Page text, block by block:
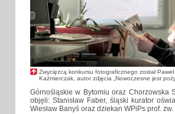
Zwycięzcą konkursu fotograficznego został Paweł
Kaźmierczak, autor zdjęcia „Nowoczesne jest
Górnośląskie w Bytomiu oraz Chorzowska
objęli: Stanisław Faber, śląski kurator
Wiesław Banyś oraz dziekan WPiPs prof.